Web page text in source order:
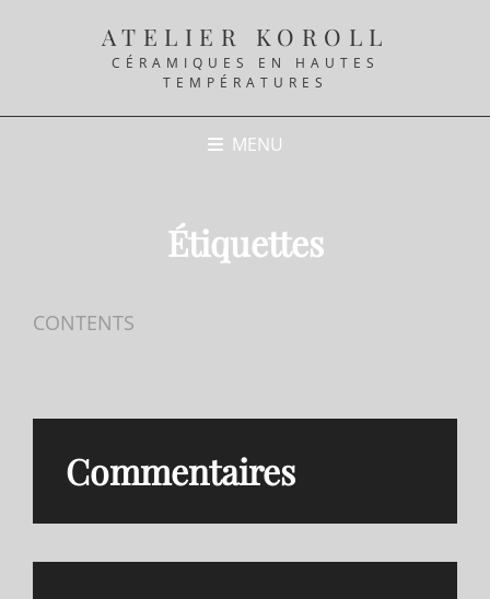
ATELIER KOROLL
CÉRAMIQUES EN HAUTES
TEMPÉRATURES
MENU
Étiquettes
CONTENTS
Commentaires